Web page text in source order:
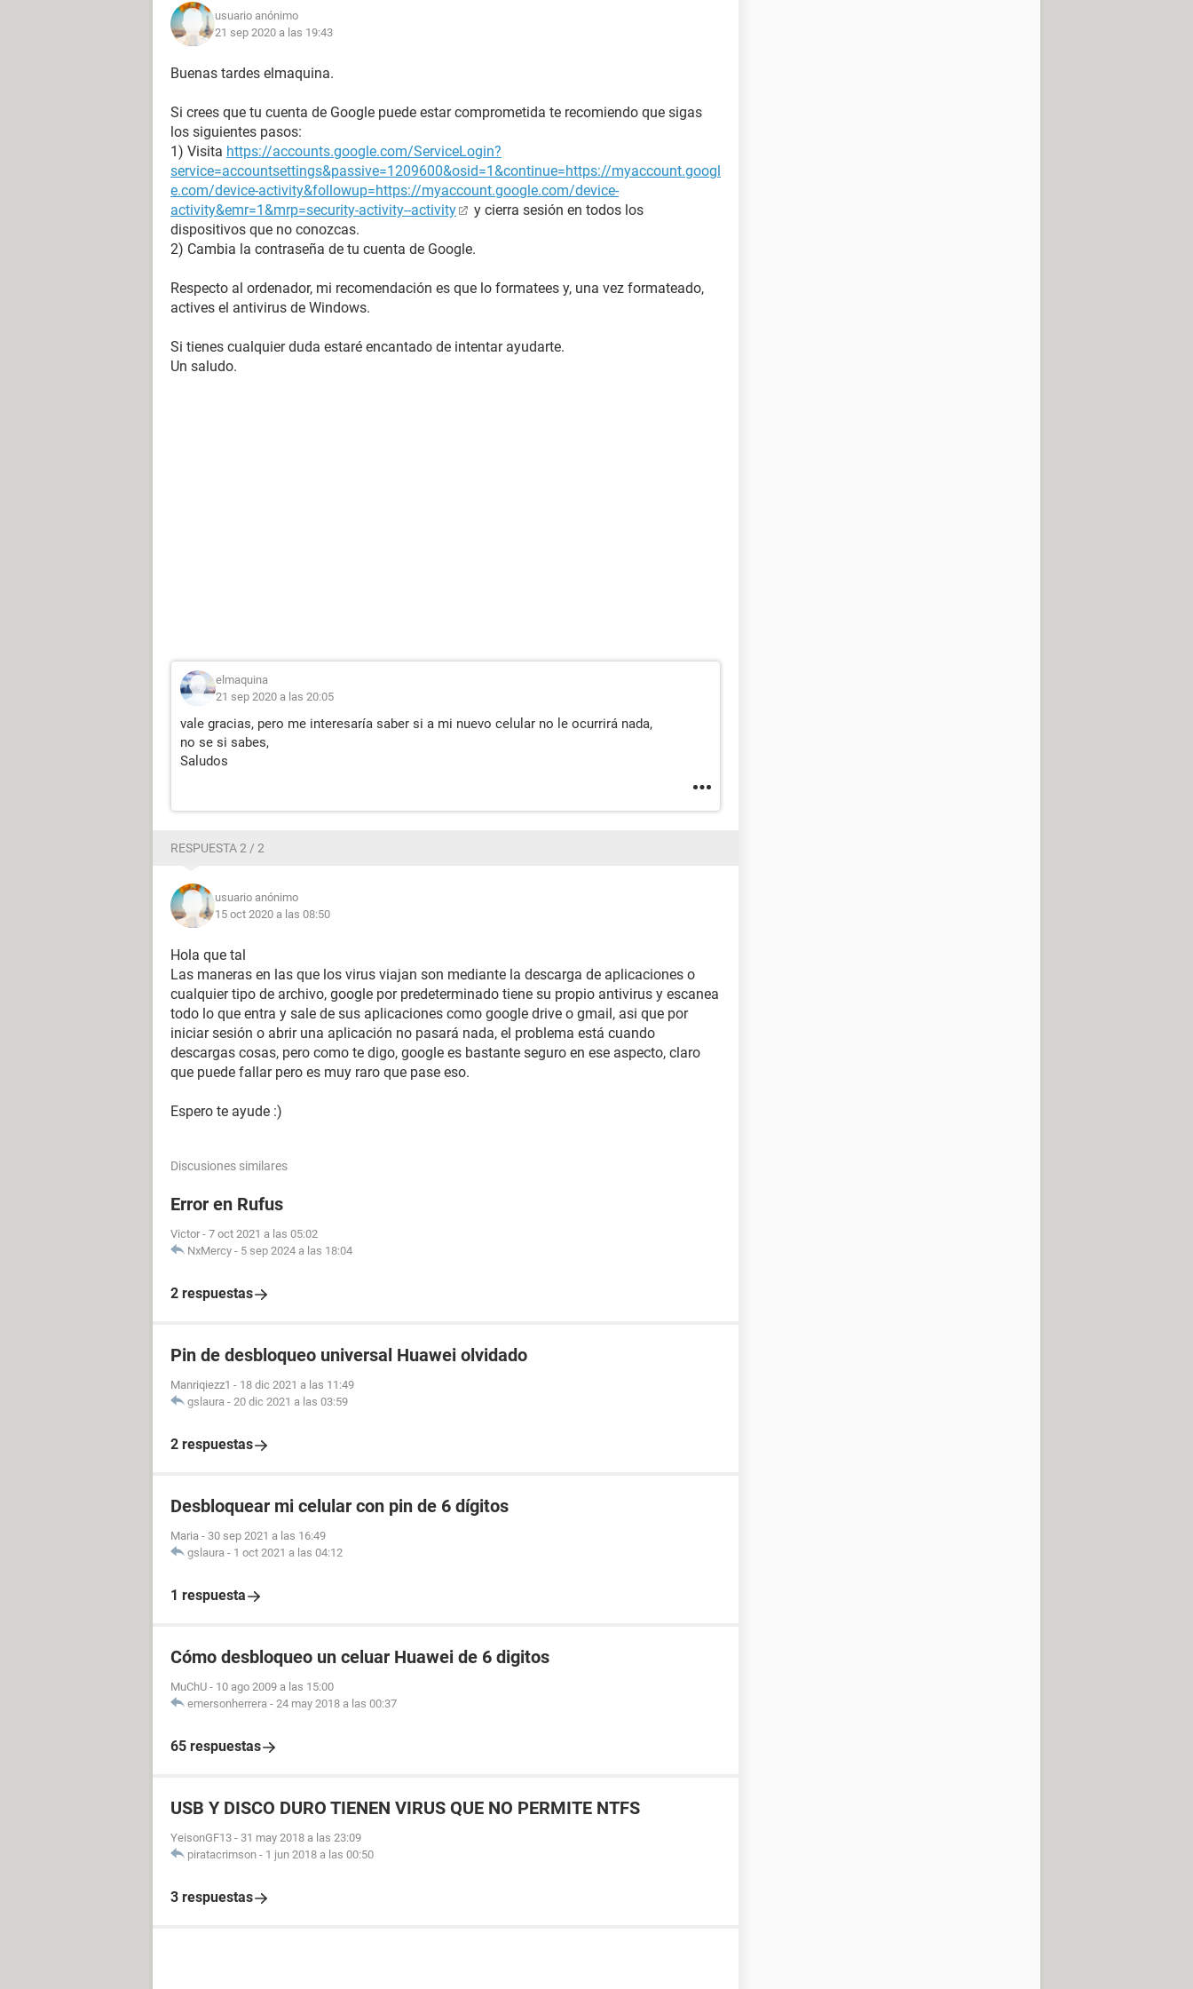
usuario anónimo
21 sep 2020 a las 19:43
Buenas tardes elmaquina.
Si crees que tu cuenta de Google puede estar comprometida te recomiendo que sigas
los siguientes pasos:
1) Visita https://accounts.google.com/ServiceLogin?
service=accountsettings&passive=1209600&osid=1&continue=https://myaccount.googl
e.com/device-activity&followup=https://myaccount.google.com/device-
activity&emr=1&mrp=security-activity--activity
y cierra sesión en todos los
dispositivos que no conozcas.
2) Cambia la contraseña de tu cuenta de Google.
Respecto al ordenador, mi recomendación es que lo formatees y, una vez formateado,
actives el antivirus de Windows.
Si tienes cualquier duda estaré encantado de intentar ayudarte.
Un saludo.
elmaquina
21 sep 2020 a las 20:05
vale gracias, pero me interesaría saber si a mi nuevo celular no le ocurrirá nada,
no se si sabes,
Saludos
RESPUESTA 2 / 2
usuario anónimo
15 oct 2020 a las 08:50
Hola que tal
Las maneras en las que los virus viajan son mediante la descarga de aplicaciones o
cualquier tipo de archivo, google por predeterminado tiene su propio antivirus y escanea
todo lo que entra y sale de sus aplicaciones como google drive o gmail, asi que por
iniciar sesión o abrir una aplicación no pasará nada, el problema está cuando
descargas cosas, pero como te digo, google es bastante seguro en ese aspecto, claro
que puede fallar pero es muy raro que pase eso.
Espero te ayude :)
Discusiones similares
Error en Rufus
Victor - 7 oct 2021 a las 05:02
NxMercy - 5 sep 2024 a las 18:04
2 respuestas
Pin de desbloqueo universal Huawei olvidado
Manriqiezz1 - 18 dic 2021 a las 11:49
gslaura - 20 dic 2021 a las 03:59
2 respuestas
Desbloquear mi celular con pin de 6 dígitos
Maria - 30 sep 2021 a las 16:49
gslaura - 1 oct 2021 a las 04:12
1 respuesta
Cómo desbloqueo un celuar Huawei de 6 digitos
MuChU - 10 ago 2009 a las 15:00
emersonherrera - 24 may 2018 a las 00:37
65 respuestas
USB Y DISCO DURO TIENEN VIRUS QUE NO PERMITE NTFS
YeisonGF13 - 31 may 2018 a las 23:09
piratacrimson - 1 jun 2018 a las 00:50
3 respuestas